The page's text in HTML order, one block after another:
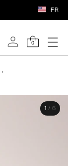
FR
0
1 / 6